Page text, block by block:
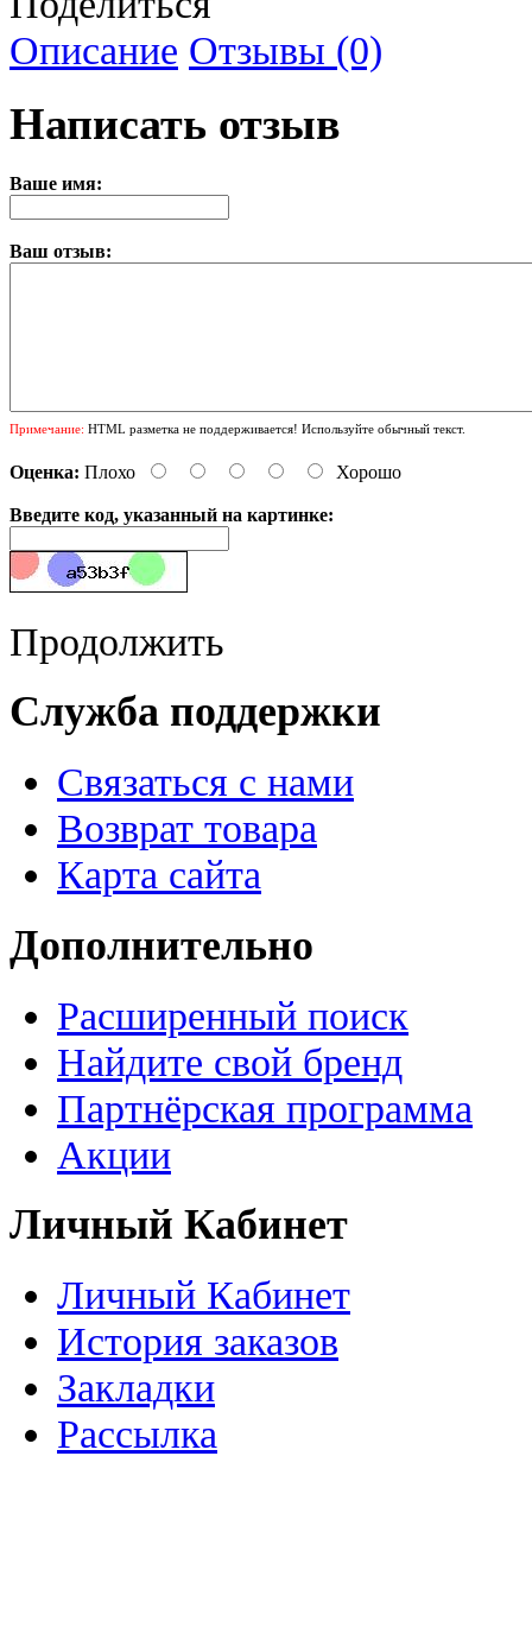
Описание Отзывы (0)
Написать отзыв
Ваше имя:
Ваш отзыв:
Примечание: HTML разметка не поддерживается! Используйте обычный текст.
Оценка: Плохо Хорошо
Введите код, указанный на картинке:
Продолжить
Служба поддержки
Связаться с нами
Возврат товара
Карта сайта
Дополнительно
Расширенный поиск
Найдите свой бренд
Партнёрская программа
Акции
Личный Кабинет
Личный Кабинет
История заказов
Закладки
Рассылка